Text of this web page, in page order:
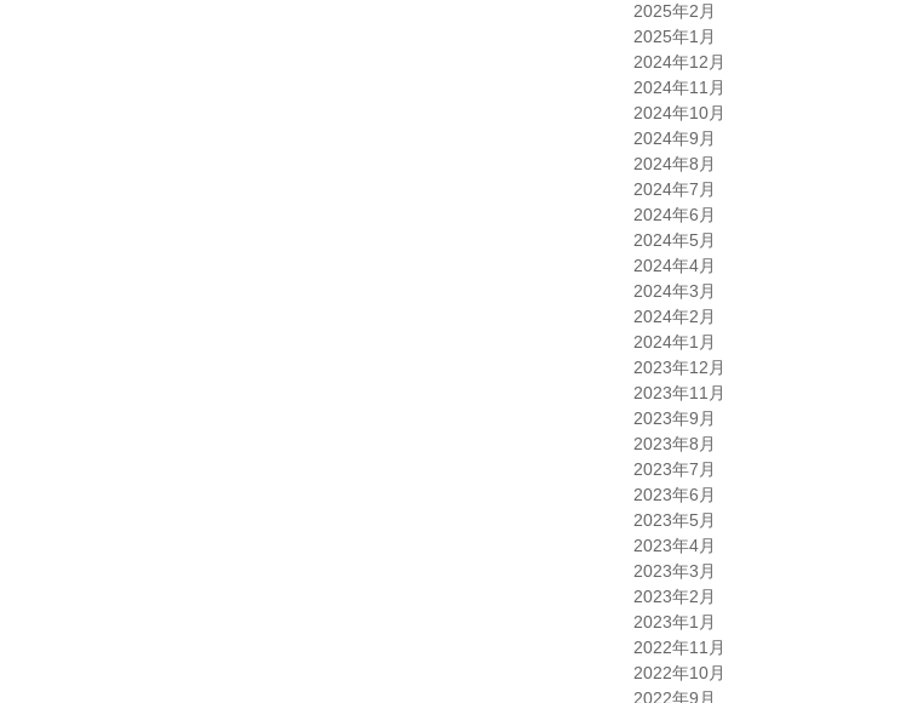
2025年2月
2025年1月
2024年12月
2024年11月
2024年10月
2024年9月
2024年8月
2024年7月
2024年6月
2024年5月
2024年4月
2024年3月
2024年2月
2024年1月
2023年12月
2023年11月
2023年9月
2023年8月
2023年7月
2023年6月
2023年5月
2023年4月
2023年3月
2023年2月
2023年1月
2022年11月
2022年10月
2022年9月